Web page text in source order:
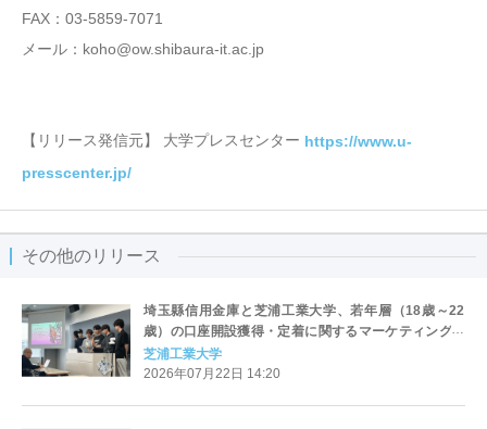
FAX：03-5859-7071
メール：koho@ow.shibaura-it.ac.jp
【リリース発信元】 大学プレスセンター https://www.u-
presscenter.jp/
その他のリリース
埼玉縣信用金庫と芝浦工業大学、若年層（18歳～22
歳）の口座開設獲得・定着に関するマーケティング共
同研究を開始
芝浦工業大学
2026年07月22日 14:20